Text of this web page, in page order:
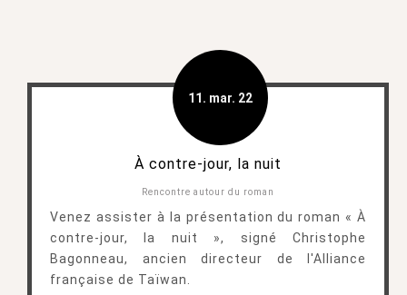
11. mar. 22
À contre-jour, la nuit
Rencontre autour du roman
Venez assister à la présentation du roman « À
contre-jour, la nuit », signé Christophe
Bagonneau, ancien directeur de l'Alliance
française de Taïwan.